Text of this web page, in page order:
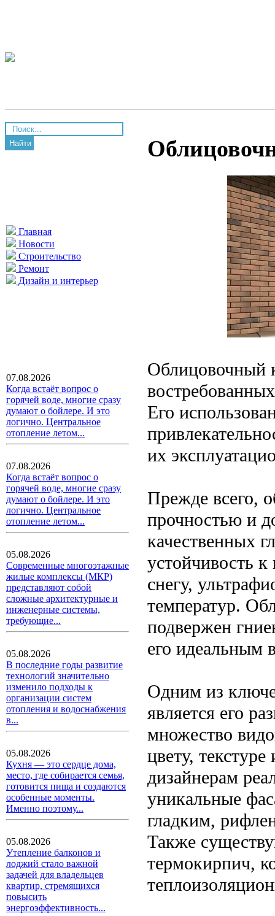
Найти
Главная
Новости
Строительство
Ремонт
Дизайн и интерьер
07.08.2026
Когда встаёт вопрос о
горячей воде, многие сразу
думают о бойлере. И это
логично. Центральное
отопление летом...
07.08.2026
Когда встаёт вопрос о
горячей воде, многие сразу
думают о бойлере. И это
логично. Центральное
отопление летом...
05.08.2026
Современные многоэтажные
жилые комплексы (МКР)
представляют собой
сложные архитектурные и
инженерные системы,
требующие...
05.08.2026
В последние годы развитие
технологий значительно
изменило подходы к
организации систем
отопления и водоснабжения
в...
05.08.2026
Кухня — это сердце дома,
место, где собирается семья,
готовится пища и создаются
особенные моменты.
Именно поэтому...
05.08.2026
Утепление балконов и
лоджий стало важной
задачей для владельцев
квартир, стремящихся
повысить
энергоэффективность...
Облицовочный
Его
их
Прежде всего,
прочностью и
качественных
устойчивость
снегу,
температур.
подвержен
его идеальным
Одним из
является его
множество
цвету,
дизайнерам
уникальные
гладким,
Также
термокирпич,